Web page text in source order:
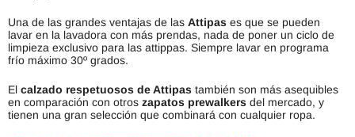
Una de las grandes ventajas de las Attipas es que se pueden
lavar en la lavadora con más prendas, nada de poner un ciclo de
limpieza exclusivo para las attippas. Siempre lavar en programa
frío máximo 30º grados.
El calzado respetuosos de Attipas también son más asequibles
en comparación con otros zapatos prewalkers del mercado, y
tienen una gran selección que combinará con cualquier ropa.